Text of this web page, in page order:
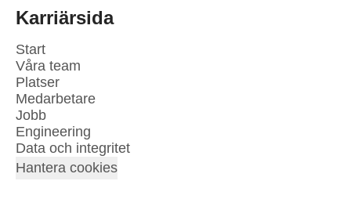
Karriärsida
Start
Våra team
Platser
Medarbetare
Jobb
Engineering
Data och integritet
Hantera cookies